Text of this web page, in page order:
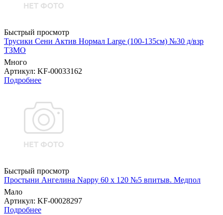
Быстрый просмотр
Трусики Сени Актив Нормал Large (100-135см) №30 д/взр
ТЗМО
Много
Артикул: KF-00033162
Подробнее
Быстрый просмотр
Простыни Ангелина Nappy 60 х 120 №5 впитыв. Медпол
Мало
Артикул: KF-00028297
Подробнее